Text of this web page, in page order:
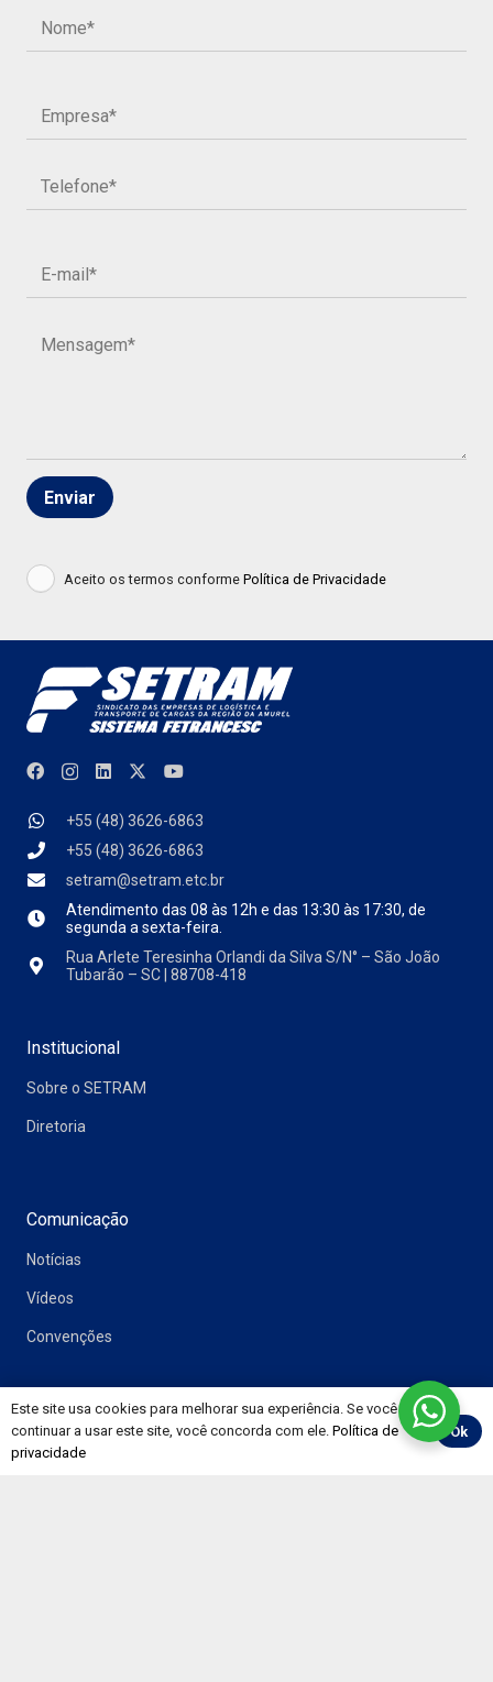
Aceito os termos conforme Política de Privacidade
+55 (48) 3626-6863
+55 (48) 3626-6863
setram@setram.etc.br
Atendimento das 08 às 12h e das 13:30 às 17:30, de
segunda a sexta-feira.
Rua Arlete Teresinha Orlandi da Silva S/N° – São João
Tubarão – SC | 88708-418
Institucional
Sobre o SETRAM
Diretoria
Comunicação
Notícias
Vídeos
Convenções
Painéis
Este site usa cookies para melhorar sua experiência. Se você
continuar a usar este site, você concorda com ele. Política de
privacidade
Ok